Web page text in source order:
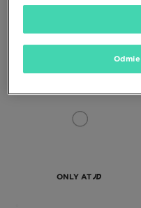
52,00 €
ONLY AT